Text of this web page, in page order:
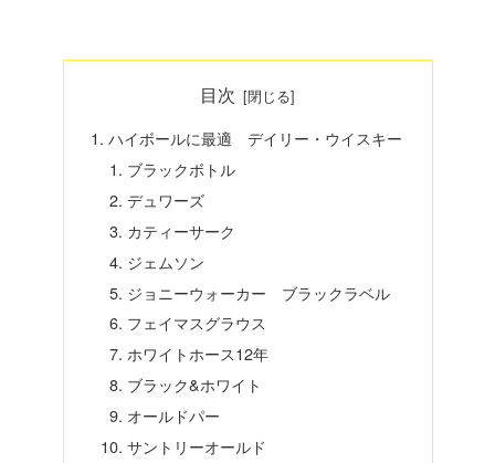
目次
ハイボールに最適 デイリー・ウイスキー
ブラックボトル
デュワーズ
カティーサーク
ジェムソン
ジョニーウォーカー ブラックラベル
フェイマスグラウス
ホワイトホース12年
ブラック&ホワイト
オールドパー
サントリーオールド